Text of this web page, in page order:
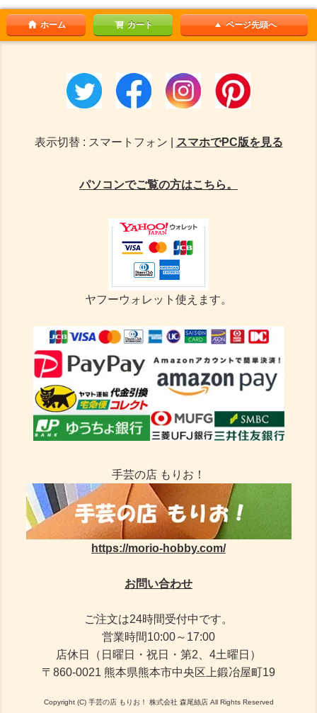
ホーム カート ページ先頭へ
表示切替 : スマートフォン | スマホでPC版を見る
パソコンでご覧の方はこちら。
ヤフーウォレット使えます。
手芸の店 もりお！
https://morio-hobby.com/
お問い合わせ
ご注文は24時間受付中です。
営業時間10:00～17:00
店休日（日曜日・祝日・第2、4土曜日）
〒860-0021 熊本県熊本市中央区上鍛冶屋町19
Copyright (C) 手芸の店 もりお！ 株式会社 森尾絲店 All Rights Reserved